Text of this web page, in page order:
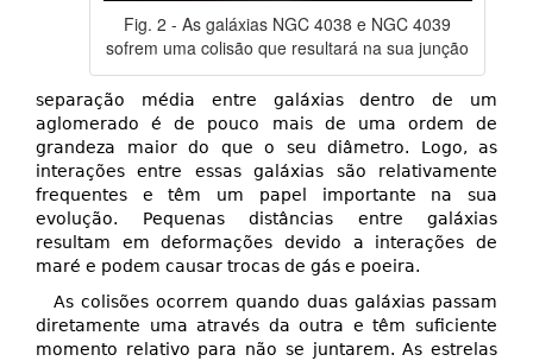
Fig. 2 - As galáxias NGC 4038 e NGC 4039
sofrem uma colisão que resultará na sua junção
separação média entre galáxias dentro de um
aglomerado é de pouco mais de uma ordem de
grandeza maior do que o seu diâmetro. Logo, as
interações entre essas galáxias são relativamente
frequentes e têm um papel importante na sua
evolução. Pequenas distâncias entre galáxias
resultam em deformações devido a interações de
maré e podem causar trocas de gás e poeira.
As colisões ocorrem quando duas galáxias passam
diretamente uma através da outra e têm suficiente
momento relativo para não se juntarem. As estrelas